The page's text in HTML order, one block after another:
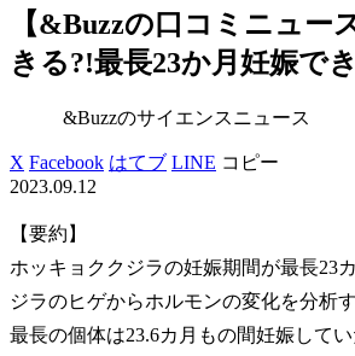
【&Buzzの口コミニュ
きる?!最長23か月妊娠で
&Buzzのサイエンスニュース
X Facebook はてブ LINE コピー
2023.09.12
【要約】
ホッキョククジラの妊娠期間が最長23
ジラのヒゲからホルモンの変化を分析
最長の個体は23.6カ月もの間妊娠して